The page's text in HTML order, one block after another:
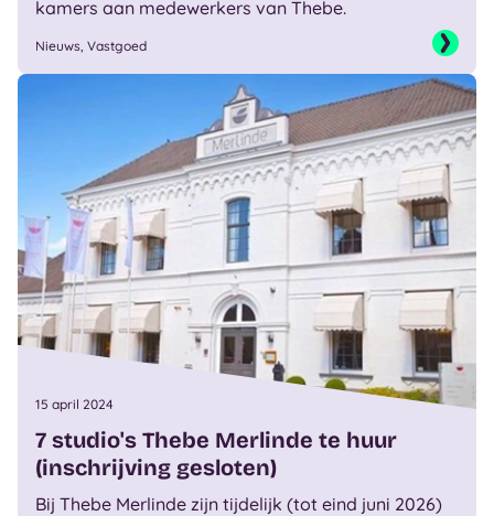
kamers aan medewerkers van Thebe.
Nieuws, Vastgoed
15 april 2024
7 studio's Thebe Merlinde te huur
(inschrijving gesloten)
Bij Thebe Merlinde zijn tijdelijk (tot eind juni 2026)